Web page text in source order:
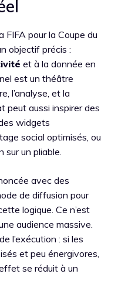
pour la Coupe du
objectif précis :
et à la donnée en
est un théâtre
l’analyse, et la
peut aussi inspirer des
widgets
social optimisés, ou
un pliable.
avec des
de diffusion pour
logique. Ce n’est
audience massive.
l’exécution : si les
et peu énergivores,
se réduit à un